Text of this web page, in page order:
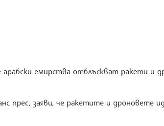
емирства отблъскват ракети и
прес, заяви, че ракетите и дроновете